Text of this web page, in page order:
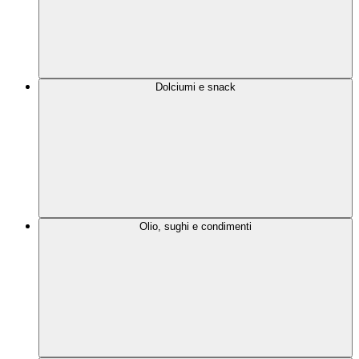
Dolciumi e snack
Olio, sughi e condimenti